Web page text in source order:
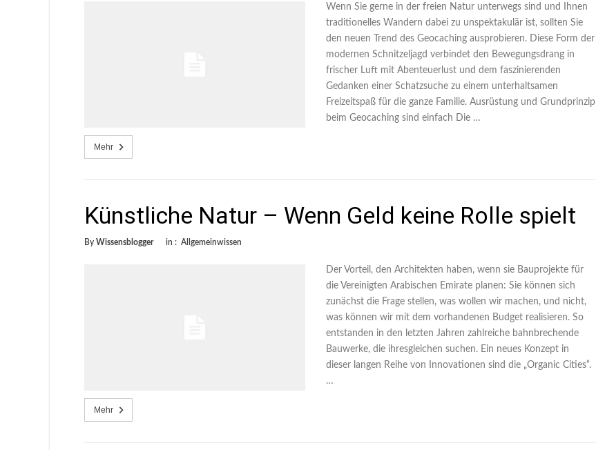
Wenn Sie gerne in der freien Natur unterwegs sind und Ihnen
traditionelles Wandern dabei zu unspektakulär ist, sollten Sie
den neuen Trend des Geocaching ausprobieren. Diese Form der
modernen Schnitzeljagd verbindet den Bewegungsdrang in
frischer Luft mit Abenteuerlust und dem faszinierenden
Gedanken einer Schatzsuche zu einem unterhaltsamen
Freizeitspaß für die ganze Familie. Ausrüstung und Grundprinzip
beim Geocaching sind einfach Die …
Mehr
Künstliche Natur – Wenn Geld keine Rolle spielt
By Wissensblogger in : Allgemeinwissen
Der Vorteil, den Architekten haben, wenn sie Bauprojekte für
die Vereinigten Arabischen Emirate planen: Sie können sich
zunächst die Frage stellen, was wollen wir machen, und nicht,
was können wir mit dem vorhandenen Budget realisieren. So
entstanden in den letzten Jahren zahlreiche bahnbrechende
Bauwerke, die ihresgleichen suchen. Ein neues Konzept in
dieser langen Reihe von Innovationen sind die „Organic Cities“.
…
Mehr